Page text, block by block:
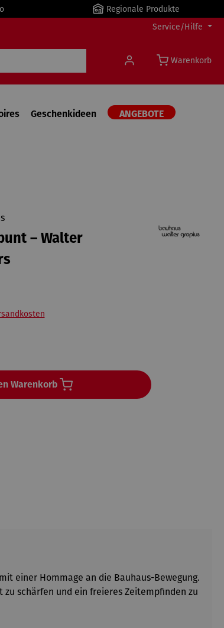
Regionale Produkte
Service/Hilfe
Warenkorb
Geschenkideen ANGEBOTE
– Walter
Warenkorb
einer Hommage an die Bauhaus-Bewegung.
schärfen und ein freieres Zeitempfinden zu